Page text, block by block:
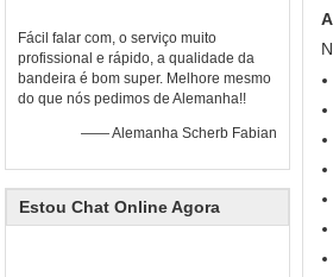
Fácil falar com, o serviço muito
profissional e rápido, a qualidade da
bandeira é bom super. Melhore mesmo
do que nós pedimos de Alemanha!!
—— Alemanha Scherb Fabian
Estou Chat Online Agora